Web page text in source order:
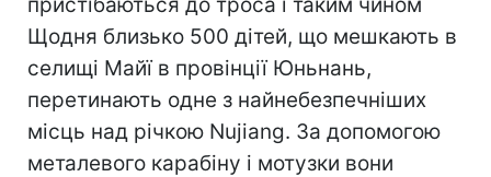
Щодня близько 500 дітей, що мешкають в
селищі Майї в провінції Юньнань,
перетинають одне з найнебезпечніших
місць над річкою Nujiang. За допомогою
металевого карабіну і мотузки вони